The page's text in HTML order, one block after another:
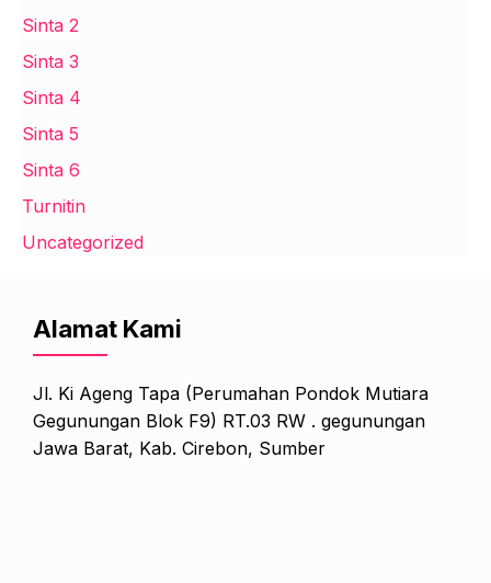
Sinta 2
Sinta 3
Sinta 4
Sinta 5
Sinta 6
Turnitin
Uncategorized
Alamat Kami
Jl. Ki Ageng Tapa (Perumahan Pondok Mutiara
Gegunungan Blok F9) RT.03 RW . gegunungan
Jawa Barat, Kab. Cirebon, Sumber